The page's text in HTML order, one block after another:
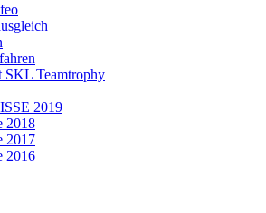
SKL Teamtrophy
2019
2018
2017
2016